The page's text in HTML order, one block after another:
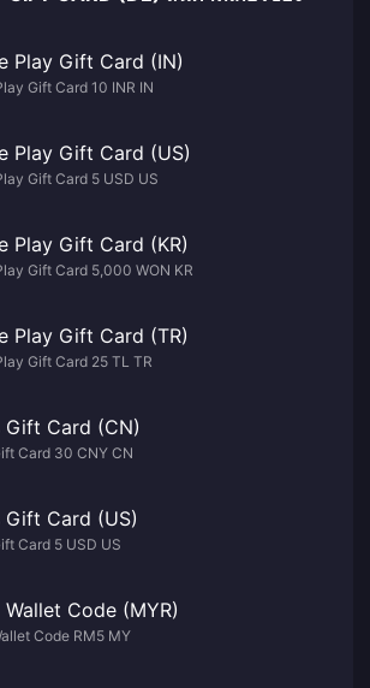
Play Gift Card (IN)
Gift Card 10 INR IN
Play Gift Card (US)
Gift Card 5 USD US
Play Gift Card (KR)
Gift Card 5,000 WON KR
Play Gift Card (TR)
Gift Card 25 TL TR
Gift Card (CN)
Card 30 CNY CN
Gift Card (US)
Card 5 USD US
Wallet Code (MYR)
Code RM5 MY